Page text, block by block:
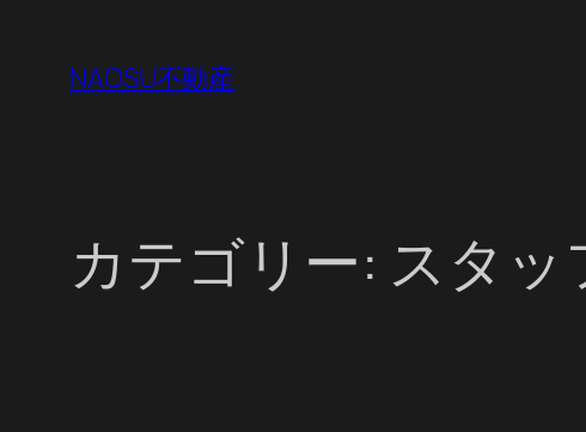
NAOSU不動産
カテゴリー: スタッ